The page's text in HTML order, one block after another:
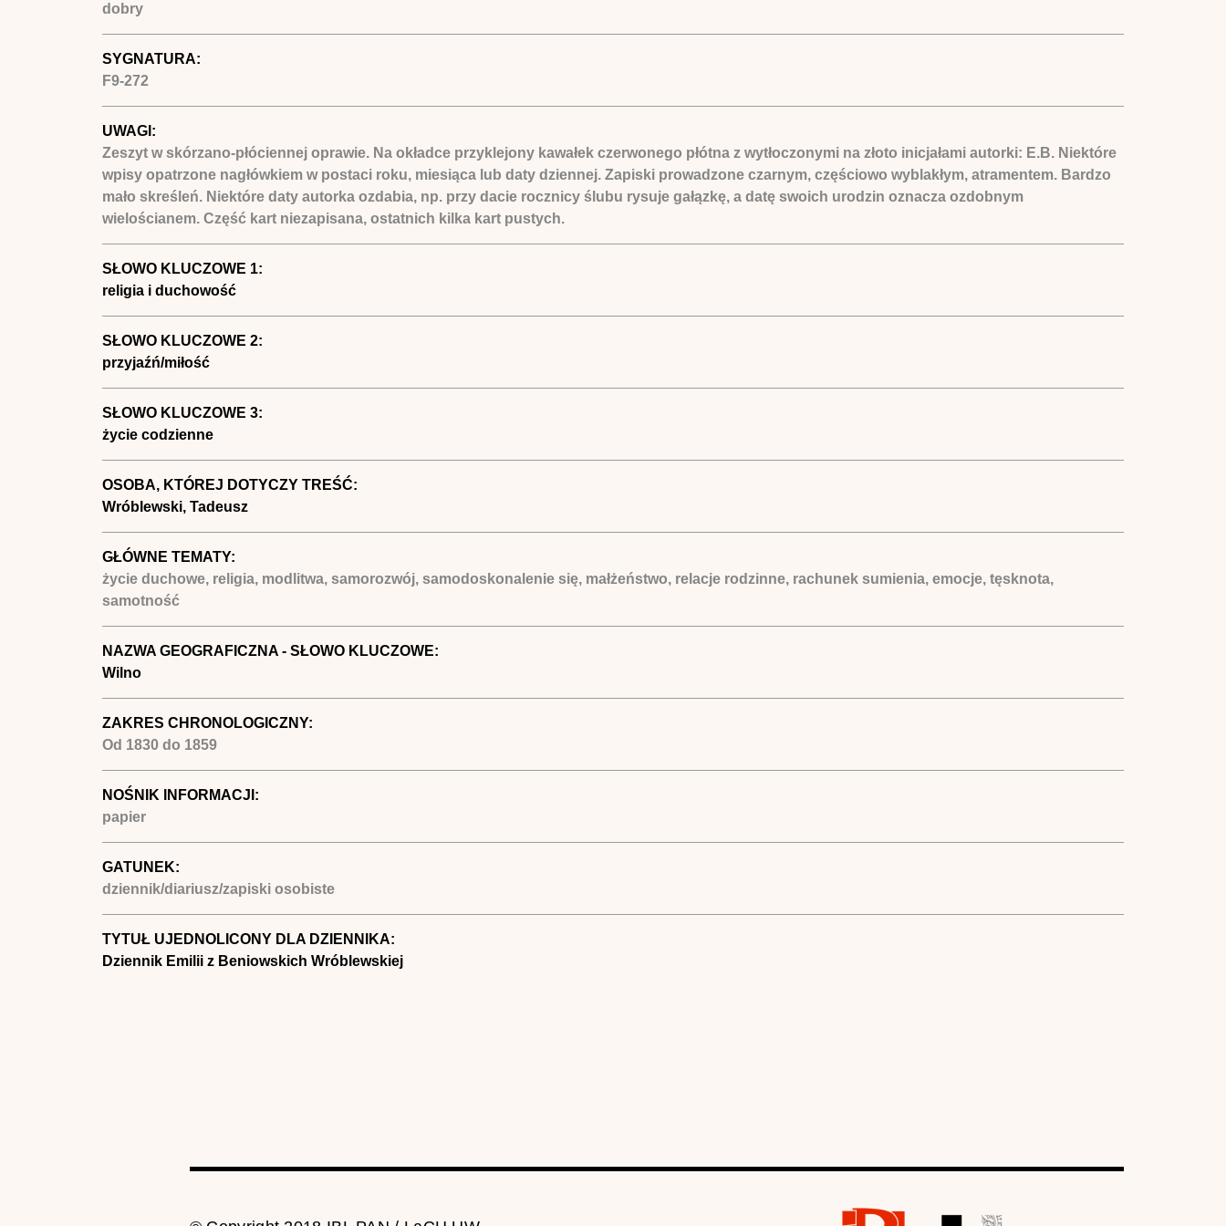
dobry
SYGNATURA:
F9-272
UWAGI:
Zeszyt w skórzano-płóciennej oprawie. Na okładce przyklejony kawałek czerwonego płótna z wytłoczonymi na złoto inicjałami autorki: E.B. Niektóre
wpisy opatrzone nagłówkiem w postaci roku, miesiąca lub daty dziennej. Zapiski prowadzone czarnym, częściowo wyblakłym, atramentem. Bardzo
mało skreśleń. Niektóre daty autorka ozdabia, np. przy dacie rocznicy ślubu rysuje gałązkę, a datę swoich urodzin oznacza ozdobnym
wielościanem. Część kart niezapisana, ostatnich kilka kart pustych.
SŁOWO KLUCZOWE 1:
religia i duchowość
SŁOWO KLUCZOWE 2:
przyjaźń/miłość
SŁOWO KLUCZOWE 3:
życie codzienne
OSOBA, KTÓREJ DOTYCZY TREŚĆ:
Wróblewski, Tadeusz
GŁÓWNE TEMATY:
życie duchowe, religia, modlitwa, samorozwój, samodoskonalenie się, małżeństwo, relacje rodzinne, rachunek sumienia, emocje, tęsknota,
samotność
NAZWA GEOGRAFICZNA - SŁOWO KLUCZOWE:
Wilno
ZAKRES CHRONOLOGICZNY:
Od 1830do 1859
NOŚNIK INFORMACJI:
papier
GATUNEK:
dziennik/diariusz/zapiski osobiste
TYTUŁ UJEDNOLICONY DLA DZIENNIKA:
Dziennik Emilii z Beniowskich Wróblewskiej